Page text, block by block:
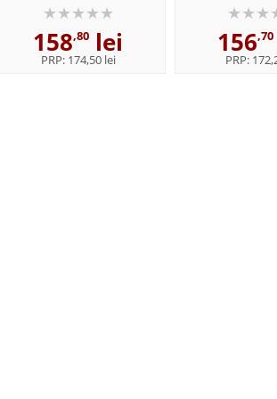
students of English - Format,
Paperback
158,80 lei
PRP: 174,50 lei
156,70
PRP: